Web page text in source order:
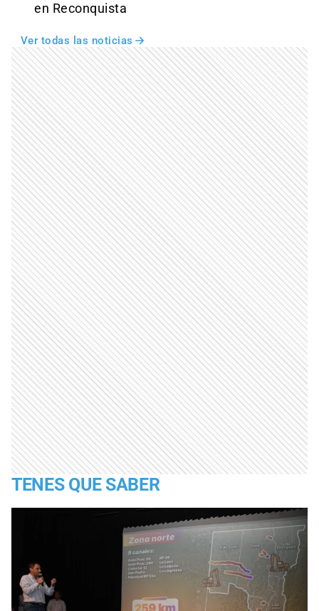
en Reconquista
Ver todas las noticias
TENES QUE SABER